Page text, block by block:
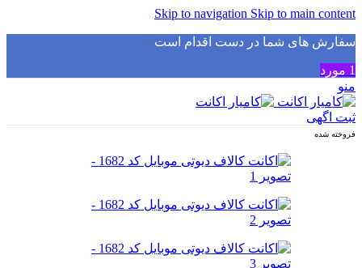
Skip to navigation Skip to main content
سفارش های شما در دست اقدام است✅
1 مورد
منو
ثبت اگهی
فروخته شده